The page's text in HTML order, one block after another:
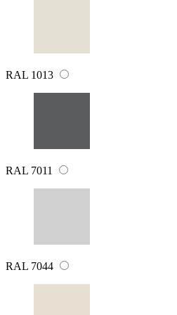
RAL 1013
RAL 7011
RAL 7044